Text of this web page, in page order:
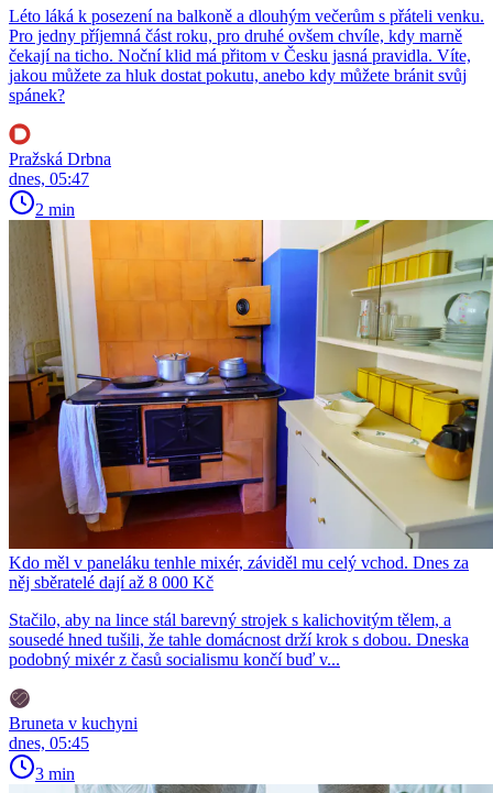
Léto láká k posezení na balkoně a dlouhým večerům s přáteli venku.
Pro jedny příjemná část roku, pro druhé ovšem chvíle, kdy marně
čekají na ticho. Noční klid má přitom v Česku jasná pravidla. Víte,
jakou můžete za hluk dostat pokutu, anebo kdy můžete bránit svůj
spánek?
Pražská Drbna
dnes, 05:47
2 min
Kdo měl v paneláku tenhle mixér, záviděl mu celý vchod. Dnes za
něj sběratelé dají až 8 000 Kč
Stačilo, aby na lince stál barevný strojek s kalichovitým tělem, a
sousedé hned tušili, že tahle domácnost drží krok s dobou. Dneska
podobný mixér z časů socialismu končí buď v...
Bruneta v kuchyni
dnes, 05:45
3 min